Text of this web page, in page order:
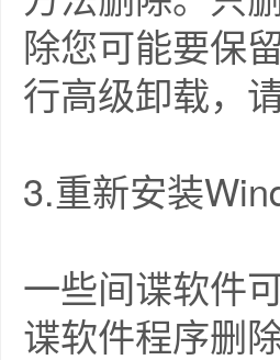
除您可能要保
行高级卸载，
3.重新安装
一些间谍软件
谍软件程序删